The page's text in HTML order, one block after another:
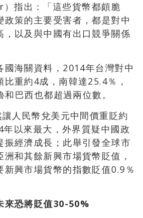
）指出：「這些貨幣都頗脆
政策的主要受害者，都是對中
，以及與中國有出口競爭關係
國海關資料，2014年台灣對中
重約4成，南韓達25.4％，
巴西也都超過兩位數。
人民幣兌美元中間價重貶約
以來最大，外界質疑中國政
振經濟成長；此舉引發全球市
和其餘新興市場貨幣貶值，
新興市場貨幣的指數貶值0.9％
來恐將貶值30-50%